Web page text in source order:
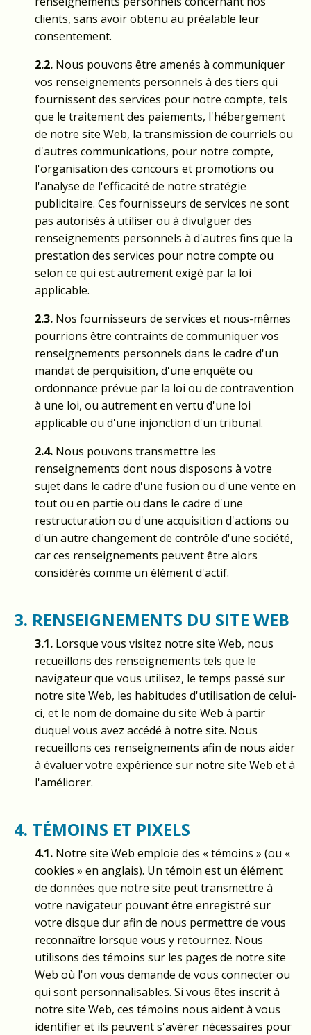
clients, sans avoir obtenu au préalable leur
consentement.
2.2. Nous pouvons être amenés à communiquer
vos renseignements personnels à des tiers qui
fournissent des services pour notre compte, tels
que le traitement des paiements, l'hébergement
de notre site Web, la transmission de courriels ou
d'autres communications, pour notre compte,
l'organisation des concours et promotions ou
l'analyse de l'efficacité de notre stratégie
publicitaire. Ces fournisseurs de services ne sont
pas autorisés à utiliser ou à divulguer des
renseignements personnels à d'autres fins que la
prestation des services pour notre compte ou
selon ce qui est autrement exigé par la loi
applicable.
2.3. Nos fournisseurs de services et nous-mêmes
pourrions être contraints de communiquer vos
renseignements personnels dans le cadre d'un
mandat de perquisition, d'une enquête ou
ordonnance prévue par la loi ou de contravention
à une loi, ou autrement en vertu d'une loi
applicable ou d'une injonction d'un tribunal.
2.4. Nous pouvons transmettre les
renseignements dont nous disposons à votre
sujet dans le cadre d'une fusion ou d'une vente en
tout ou en partie ou dans le cadre d'une
restructuration ou d'une acquisition d'actions ou
d'un autre changement de contrôle d'une société,
car ces renseignements peuvent être alors
considérés comme un élément d'actif.
3. RENSEIGNEMENTS DU SITE WEB
3.1. Lorsque vous visitez notre site Web, nous
recueillons des renseignements tels que le
navigateur que vous utilisez, le temps passé sur
notre site Web, les habitudes d'utilisation de celui-
ci, et le nom de domaine du site Web à partir
duquel vous avez accédé à notre site. Nous
recueillons ces renseignements afin de nous aider
à évaluer votre expérience sur notre site Web et à
l'améliorer.
4. TÉMOINS ET PIXELS
4.1. Notre site Web emploie des « témoins » (ou «
cookies » en anglais). Un témoin est un élément
de données que notre site peut transmettre à
votre navigateur pouvant être enregistré sur
votre disque dur afin de nous permettre de vous
reconnaître lorsque vous y retournez. Nous
utilisons des témoins sur les pages de notre site
Web où l'on vous demande de vous connecter ou
qui sont personnalisables. Si vous êtes inscrit à
notre site Web, ces témoins nous aident à vous
identifier et ils peuvent s'avérer nécessaires pour